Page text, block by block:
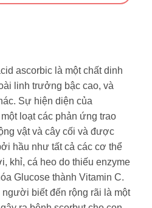
ascorbic là một chất dinh
linh trưởng bậc cao, và
Sự hiện diện của
loạt các phản ứng trao
vật và cây cối và được
hầu như tất cả các cơ thể
khỉ, cá heo do thiếu enzyme
Glucose thành Vitamin C.
biết đến rộng rãi là một